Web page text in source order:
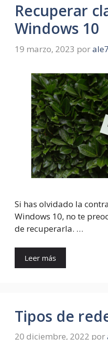
Recuperar
Windows 10
19 marzo, 2023 por
Si has olvidado la
Windows 10, no te
de recuperarla. …
Leer más
Tipos de
20 diciembre, 2022 por